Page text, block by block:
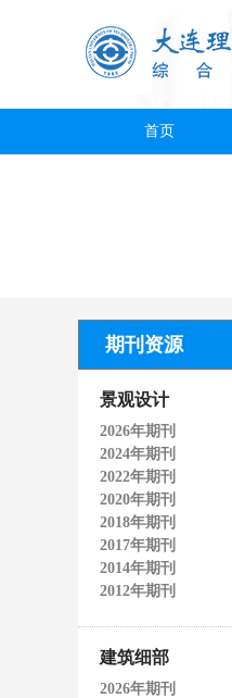
首页
景观设计
2026年期刊
2024年期刊
2022年期刊
2020年期刊
2018年期刊
2017年期刊
2014年期刊
2012年期刊
建筑细部
2026年期刊